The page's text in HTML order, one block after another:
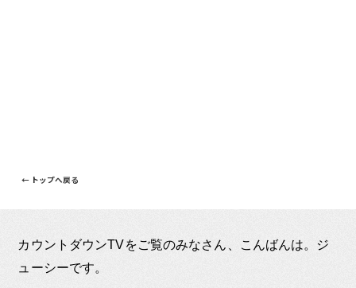
← トップへ戻る
カウントダウンTVをご覧のみなさん、こんばんは。ジ
ューシーです。